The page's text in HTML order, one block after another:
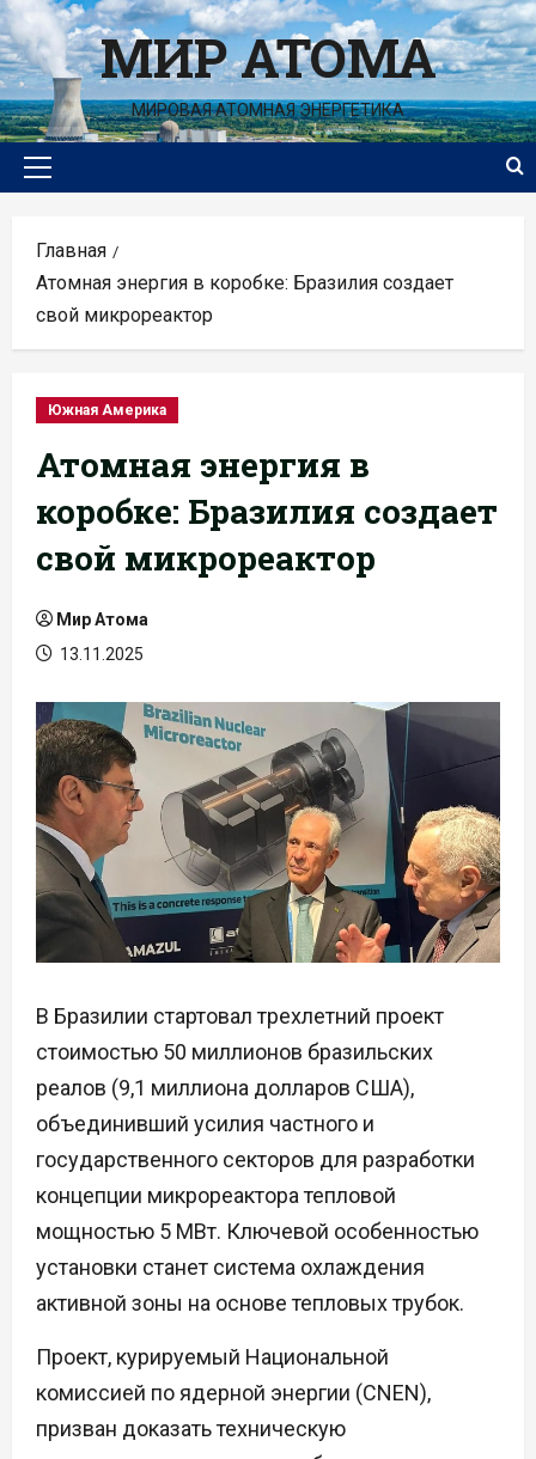
Перейти
к
содержимомуМИР АТОМА
МИРОВАЯ АТОМНАЯ ЭНЕРГЕТИКА
Основное
Главная
Атомная энергия в коробке: Бразилия создает
свой микрореактор
Южная Америка
Атомная энергия в
коробке: Бразилия создает
свой микрореактор
Мир Атома
13.11.2025
В Бразилии стартовал трехлетний проект
стоимостью 50 миллионов бразильских
реалов (9,1 миллиона долларов США),
объединивший усилия частного и
государственного секторов для разработки
концепции микрореактора тепловой
мощностью 5 МВт. Ключевой особенностью
установки станет система охлаждения
активной зоны на основе тепловых трубок.
Проект, курируемый Национальной
комиссией по ядерной энергии (CNEN),
призван доказать техническую